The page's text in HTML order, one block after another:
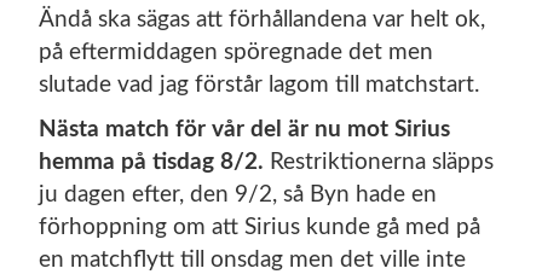
Ändå ska sägas att förhållandena var helt ok,
på eftermiddagen spöregnade det men
slutade vad jag förstår lagom till matchstart.
Nästa match för vår del är nu mot Sirius
hemma på tisdag 8/2. Restriktionerna släpps
ju dagen efter, den 9/2, så Byn hade en
förhoppning om att Sirius kunde gå med på
en matchflytt till onsdag men det ville inte